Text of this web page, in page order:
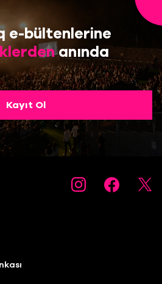
e-bültenlerine
anında
Kayıt Ol